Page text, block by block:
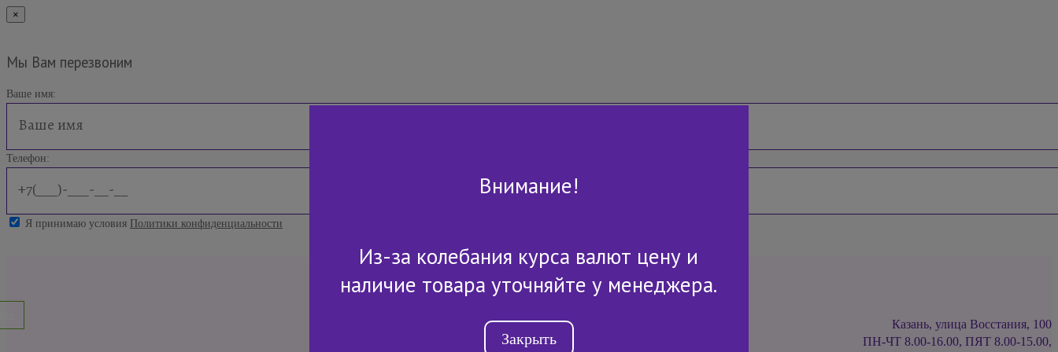
×
Мы Вам перезвоним
Ваше имя:
Телефон:
Я принимаю условия Политики конфиденциальности
+7 (843) 2-507-607
Казань, улица Восстания, 100
ПН-ЧТ 8.00-16.00, ПЯТ 8.00-15.00,
Внимание!
Из-за колебания курса валют цену и
наличие товара уточняйте у менеджера.
Закрыть